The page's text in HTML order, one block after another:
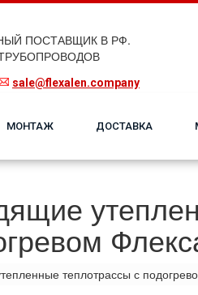
ПОСТАВЩИК В РФ.
sale@flexalen.company
МОНТАЖ ДОСТАВКА
теплотрассы с